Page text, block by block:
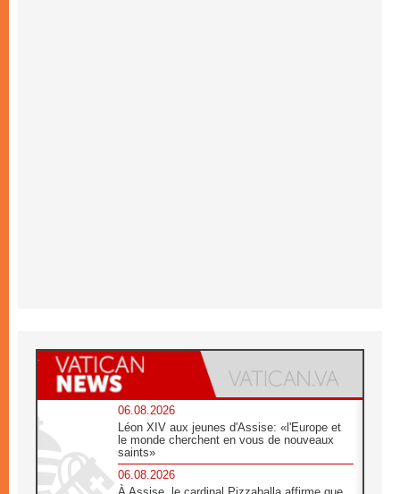
06.08.2026
Léon XIV aux jeunes d'Assise: «l'Europe et
le monde cherchent en vous de nouveaux
saints»
06.08.2026